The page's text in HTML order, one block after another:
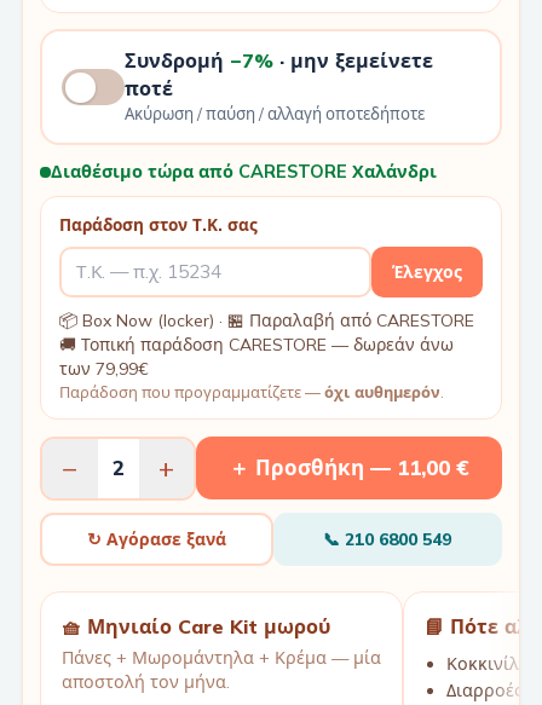
Συνδρομή −7%· μην ξεμείνετε
ποτέ
Ακύρωση / παύση / αλλαγή οποτεδήποτε
Διαθέσιμο τώρα από CARESTORE Χαλάνδρι
Παράδοση στον Τ.Κ. σας
Έλεγχος
📦 Box Now (locker) · 🏪 Παραλαβή από CARESTORE
🚚 Τοπική παράδοση CARESTORE — δωρεάν άνω
των 79,99€
Παράδοση που προγραμματίζετε —όχι αυθημερόν
− 2 + ＋ Προσθήκη — 11,00 €
↻ Αγόρασε ξανά 📞210 6800 549
🧺 Μηνιαίο Care Kit μωρού
Πάνες + Μωρομάντηλα + Κρέμα — μία
αποστολή τον μήνα.
📘 Πότε
Διαρροές